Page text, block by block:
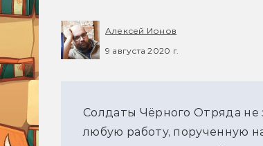
Алексей Ионов
9 августа 2020 г.
Солдаты Чёрного Отряда не
любую работу, порученную